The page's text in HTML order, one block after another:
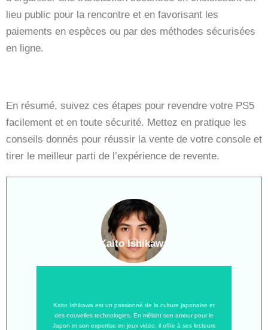
lieu public pour la rencontre et en favorisant les
paiements en espèces ou par des méthodes sécurisées
en ligne.
En résumé, suivez ces étapes pour revendre votre PS5
facilement et en toute sécurité. Mettez en pratique les
conseils donnés pour réussir la vente de votre console et
tirer le meilleur parti de l’expérience de revente.
Kaito Ishikawa est un passionné de la culture japonaise et
des nouvelles technologies. En mêlant son amour pour le
Japon et son expertise en jeux vidéo, il offre à ses lecteurs
Kaito Ishikawa